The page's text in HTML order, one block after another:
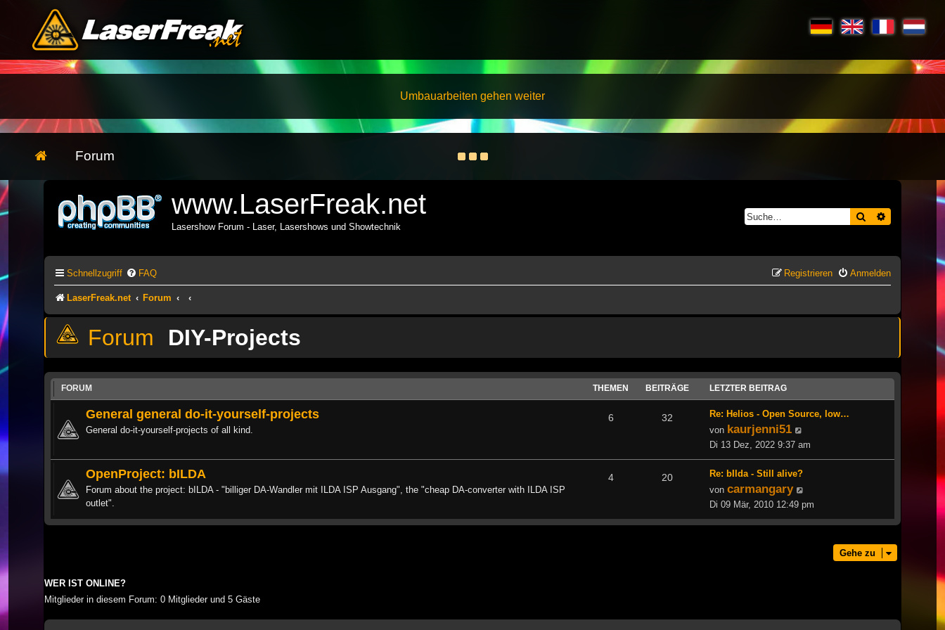
Umbauarbeiten gehen weiter
Forum
www.LaserFreak.net
Lasershow Forum - Laser, Lasershows und Showtechnik
Suche
Schnellzugriff FAQ Anmelden
Registrieren
LaserFreak.net Forum
DIY-Projects
FORUM THEMEN BEITRÄGE LETZTER BEITRAG
General general do-it-yourself-projects
General do-it-yourself-projects of all kind.
6 32
Re: Helios - Open Source, low…
von kaurjenni51
Beitrag
Di 13 Dez, 2022 9:37 am
OpenProject: bILDA
Forum about the project: bILDA - "billiger DA-Wandler mit ILDA ISP Ausgang", the "cheap DA-converter with ILDA ISP
outlet".
4 20
Re: bIlda - Still alive?
von carmangary
Beitrag
Di 09 Mär, 2010 12:49 pm
Gehe zu
WER IST ONLINE?
Mitglieder in diesem Forum: 0 Mitglieder und 5 Gäste